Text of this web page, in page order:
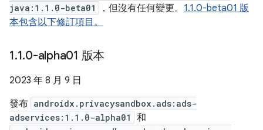
java:1.1.0-beta01
，但沒有任何變更。 1.1.0-beta01 版
本包含以下修訂項目。
1.1.0-alpha01 版本
2023 年 8 月 9 日
發布 androidx.privacysandbox.ads:ads-
adservices:1.1.0-alpha01
和